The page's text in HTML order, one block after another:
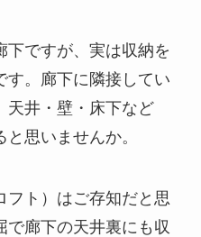
下ですが、実は収納を
す。廊下に隣接してい
天井・壁・床下など
思いませんか。
フト）はご存知だと思
で廊下の天井裏にも収